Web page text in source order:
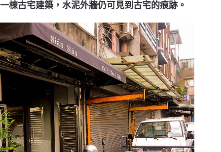
一棟古宅建築，水泥外牆仍可見到古宅的痕跡。